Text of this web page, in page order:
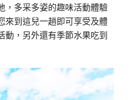
，多采多姿的趣味活動體驗
來到這兒一趟即可享受及體
動，另外還有季節水果吃到